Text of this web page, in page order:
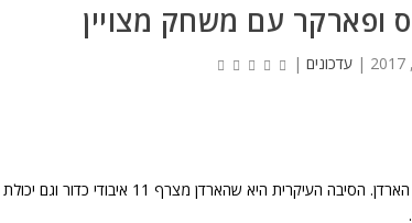
ופארקר עם משחק מצויין
|עדכונים |
יוסטון מפסידה הלילה למילווקי למרות 26 נק', 12 אס', 9 ריב' ו 4 חט' של הארדן. הסיבה העיקרית היא שהארדן מצרף 11 איבודי כדור וגם יכולת